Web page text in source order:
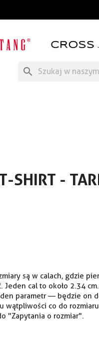
search
SHIRT -
są w calach, gdzie
Jeden cal to około 2.34
parametr — będzie on
wątpliwości co do
"Zapytania o rozmiar".